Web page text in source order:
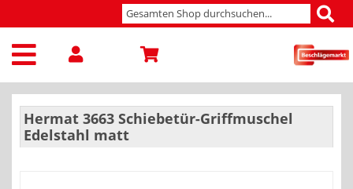
Hermat 3663 Schiebetür-Griffmuschel
Edelstahl matt